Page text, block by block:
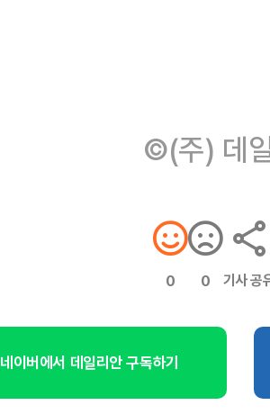
©(주) 데
0 0 기사 공
네이버에서 데일리안 구독하기